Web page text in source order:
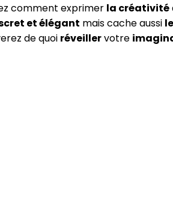
comment exprimer la créativité
et élégant mais cache aussi
de quoi réveillervotre